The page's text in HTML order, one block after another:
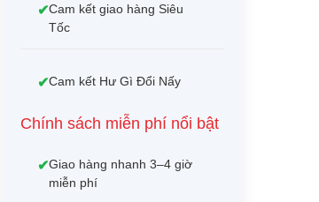
Cam kết giao hàng Siêu
Tốc
Cam kết Hư Gì Đổi Nấy
Chính sách miễn phí nổi bật
Giao hàng nhanh 3–4 giờ
miễn phí